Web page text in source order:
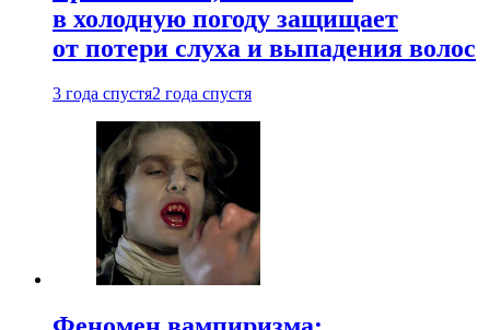
в холодную погоду защищает
от потери слуха и выпадения волос
3 года спустя2 года спустя